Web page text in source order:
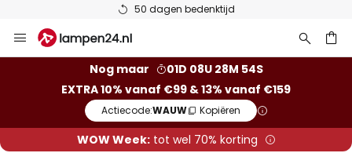
50 dagen bedenktijd
naar
Nog maar
01D 08U 28M 54S
EXTRA 10% vanaf €99 & 13% vanaf €159
Actiecode:WAUW Kopiëren
WOW Week:tot wel 70% korting